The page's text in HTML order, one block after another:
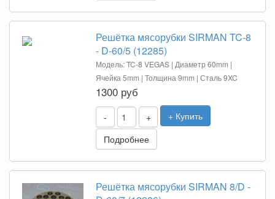
Решётка мясорубки SIRMAN TC-8
- D-60/5 (12285)
Модель: TC-8 VEGAS | Диаметр 60mm |
Ячейка 5mm | Толщина 9mm | Сталь 9XC
1300 руб
- +
+ Купить
Подробнее
Решётка мясорубки SIRMAN 8/D -